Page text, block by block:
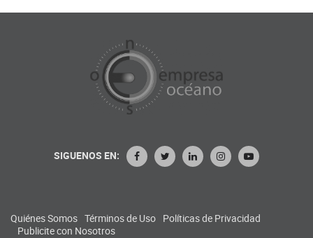
SIGUENOS EN:
Quiénes Somos Términos de Uso Políticas de Privacidad
Publicite con Nosotros